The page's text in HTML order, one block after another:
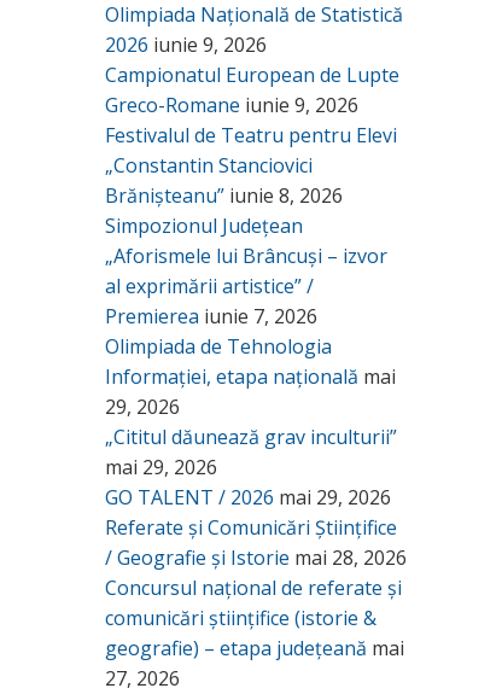
Olimpiada Națională de Statistică
2026 iunie 9, 2026
Campionatul European de Lupte
Greco-Romane iunie 9, 2026
Festivalul de Teatru pentru Elevi
„Constantin Stanciovici
Brănișteanu” iunie 8, 2026
Simpozionul Județean
„Aforismele lui Brâncuși – izvor
al exprimării artistice” /
Premierea iunie 7, 2026
Olimpiada de Tehnologia
Informației, etapa națională mai
29, 2026
„Cititul dăunează grav inculturii”
mai 29, 2026
GO TALENT / 2026 mai 29, 2026
Referate și Comunicări Științifice
/ Geografie și Istorie mai 28, 2026
Concursul național de referate și
comunicări științifice (istorie &
geografie) – etapa județeană mai
27, 2026